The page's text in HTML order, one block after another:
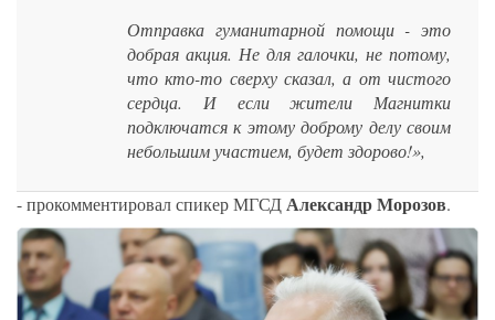
Отправка гуманитарной помощи - это
добрая акция. Не для галочки, не потому,
что кто-то сверху сказал, а от чистого
сердца. И если жители Магнитки
подключатся к этому доброму делу своим
небольшим участием, будет здорово!»,
- прокомментировал спикер МГСДАлександр Морозов.